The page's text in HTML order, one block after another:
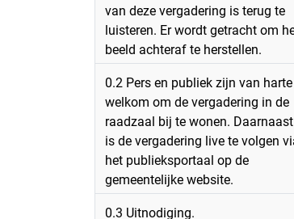
van deze vergadering is terug te
luisteren. Er wordt getracht om
beeld achteraf te herstellen.
0.2 Pers en publiek zijn van harte
welkom om de vergadering in de
raadzaal bij te wonen. Daarnaast
is de vergadering live te volgen
het publieksportaal op de
gemeentelijke website.
0.3 Uitnodiging.